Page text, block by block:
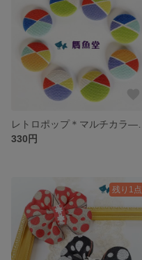
330円
残り1点